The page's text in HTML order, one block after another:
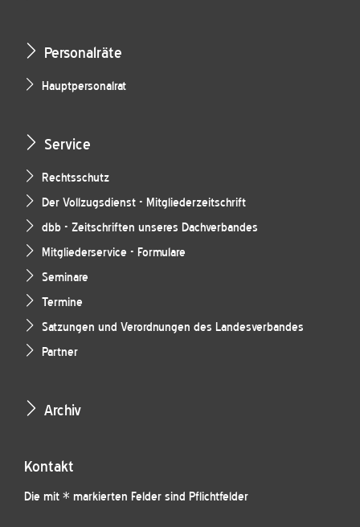
Personalräte
Hauptpersonalrat
Service
Rechtsschutz
Der Vollzugsdienst - Mitgliederzeitschrift
dbb - Zeitschriften unseres Dachverbandes
Mitgliederservice - Formulare
Seminare
Termine
Satzungen und Verordnungen des Landesverbandes
Partner
Archiv
Kontakt
Die mit * markierten Felder sind Pflichtfelder